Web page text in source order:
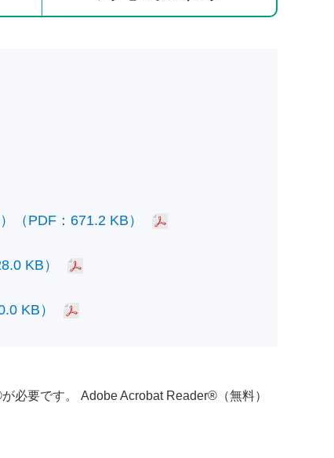
（PDF：671.2 KB）
KB）
KB）
必要です。 Adobe Acrobat Reader®（無料）